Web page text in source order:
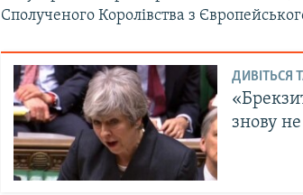
Сполученого Королівства з
ДИВІТЬСЯ
знову